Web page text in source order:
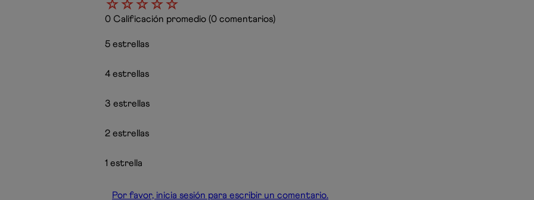
☆☆☆☆☆
0 Calificación promedio (0 comentarios)
5 estrellas
4 estrellas
3 estrellas
2 estrellas
1 estrella
Por favor, inicia sesión para escribir un comentario.